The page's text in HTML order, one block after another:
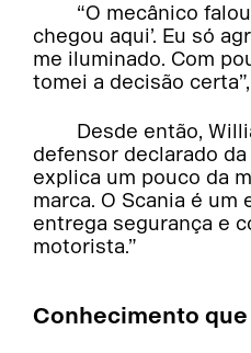
“O mecânico
chegou aqui’. Eu só
me iluminado. Com
tomei a decisão
Desde então,
defensor declarado
explica um pouco da
marca. O Scania é um
entrega segurança e
motorista.”
Conhecimento